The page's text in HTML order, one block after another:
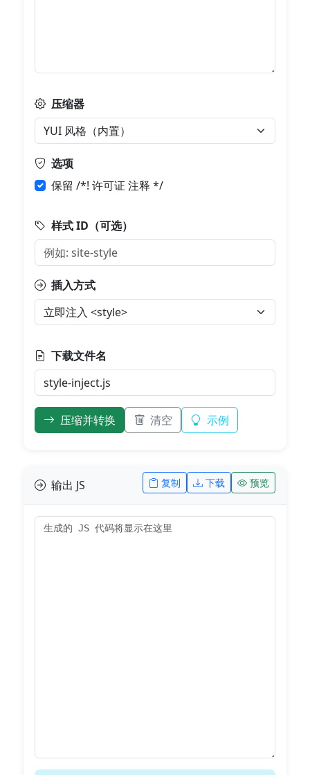
压缩器
选项
保留 /*! 许可证 注释 */
样式 ID（可选）
插入方式
下载文件名
压缩并转换 清空 示例
输出 JS 复制 下载 预览